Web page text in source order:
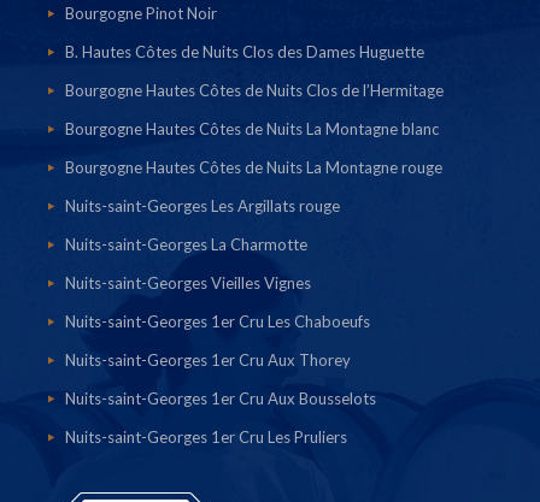
Bourgogne Pinot Noir
B. Hautes Côtes de Nuits Clos des Dames Huguette
Bourgogne Hautes Côtes de Nuits Clos de l’Hermitage
Bourgogne Hautes Côtes de Nuits La Montagne blanc
Bourgogne Hautes Côtes de Nuits La Montagne rouge
Nuits-saint-Georges Les Argillats rouge
Nuits-saint-Georges La Charmotte
Nuits-saint-Georges Vieilles Vignes
Nuits-saint-Georges 1er Cru Les Chaboeufs
Nuits-saint-Georges 1er Cru Aux Thorey
Nuits-saint-Georges 1er Cru Aux Bousselots
Nuits-saint-Georges 1er Cru Les Pruliers